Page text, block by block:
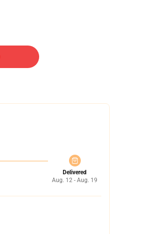
Delivered
Aug. 12 - Aug. 19